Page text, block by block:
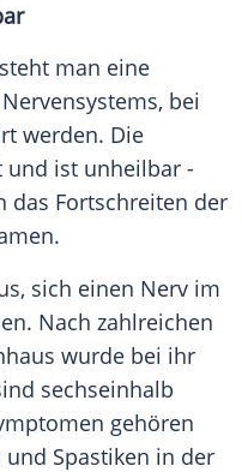
man eine
bei
werden. Die
ist unheilbar -
das Fortschreiten der
sich einen Nerv im
Nach zahlreichen
wurde bei ihr
sechseinhalb
gehören
Spastiken in der